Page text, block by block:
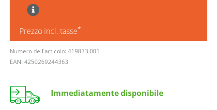
Prezzo incl. tasse*
Numero dell'articolo: 419833.001
EAN: 4250269244363
Immediatamente disponibile